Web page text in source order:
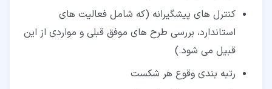
کنترل های پیشگیرانه (که شامل فعالیت های
استاندارد، بررسی طرح های موفق قبلی و مواردی از این
قبیل می شود.)
رتبه بندی وقوع هر شکست